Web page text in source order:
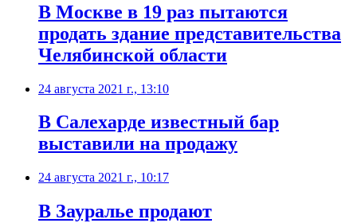
​В Москве в 19 раз пытаются
продать здание представительства
Челябинской области
24 августа 2021 г., 13:10
В Салехарде известный бар
выставили на продажу
24 августа 2021 г., 10:17
В Зауралье продают